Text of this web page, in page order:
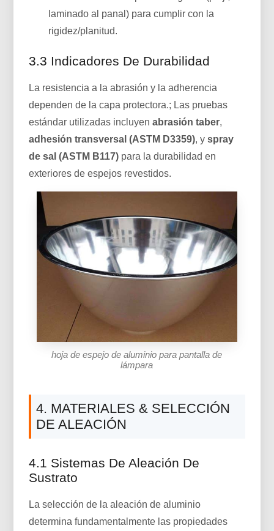
laminado al panal) para cumplir con la
rigidez/planitud.
3.3 Indicadores De Durabilidad
La resistencia a la abrasión y la adherencia
dependen de la capa protectora.; Las pruebas
estándar utilizadas incluyenabrasión taber,
adhesión transversal (ASTM D3359), yspray
de sal (ASTM B117) para la durabilidad en
exteriores de espejos revestidos.
hoja de espejo de aluminio para pantalla de
lámpara
4. MATERIALES & SELECCIÓN
DE ALEACIÓN
4.1 Sistemas De Aleación De
Sustrato
La selección de la aleación de aluminio
determina fundamentalmente las propiedades